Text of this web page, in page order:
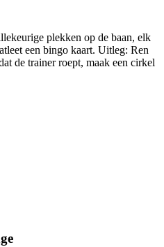
plekken op de baan, elk
een bingo kaart. Uitleg: Ren
de trainer roept, maak een cirkel